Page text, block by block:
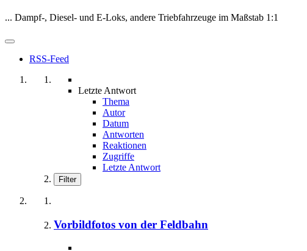
... Dampf-, Diesel- und E-Loks, andere Triebfahrzeuge im Maßstab 1:1
RSS-Feed
Letzte Antwort
Thema
Autor
Datum
Antworten
Reaktionen
Zugriffe
Letzte Antwort
Filter
Vorbildfotos von der Feldbahn